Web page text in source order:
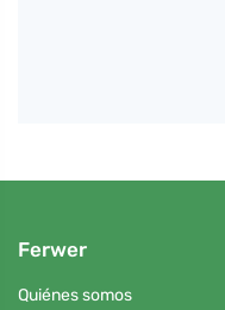
Ferwer
Quiénes somos